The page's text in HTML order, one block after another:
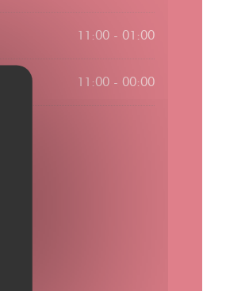
11:00 - 01:00
11:00 - 00:00